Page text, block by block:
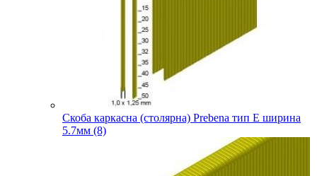
Скоба каркасна (столярна) Prebena тип E ширина
5.7мм (8)